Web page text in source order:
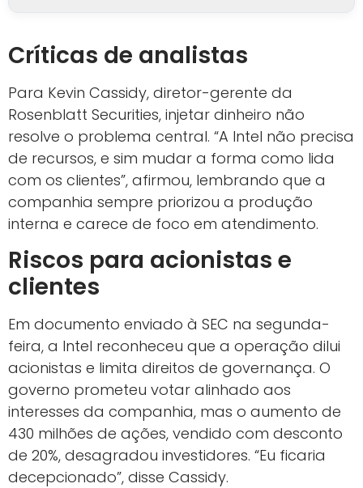
Críticas de analistas
Para Kevin Cassidy, diretor-gerente da
Rosenblatt Securities, injetar dinheiro não
resolve o problema central. “A Intel não precisa
de recursos, e sim mudar a forma como lida
com os clientes”, afirmou, lembrando que a
companhia sempre priorizou a produção
interna e carece de foco em atendimento.
Riscos para acionistas e
clientes
Em documento enviado à SEC na segunda-
feira, a Intel reconheceu que a operação dilui
acionistas e limita direitos de governança. O
governo prometeu votar alinhado aos
interesses da companhia, mas o aumento de
430 milhões de ações, vendido com desconto
de 20%, desagradou investidores. “Eu ficaria
decepcionado”, disse Cassidy.